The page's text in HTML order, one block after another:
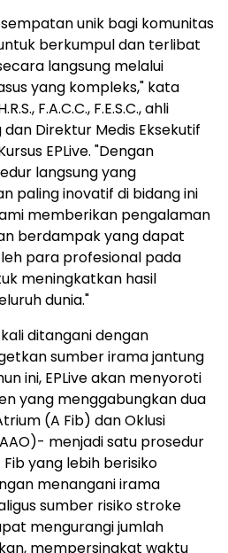
unik bagi komunitas
berkumpul dan terlibat
langsung melalui
yang kompleks," kata
F.A.C.C., F.E.S.C., ahli
Direktur Medis Eksekutif
EPLive. "Dengan
langsung yang
paling inovatif di bidang ini
memberikan pengalaman
berdampak yang dapat
para profesional pada
meningkatkan hasil
dunia."
ditangani dengan
sumber irama jantung
ini, EPLive akan menyoroti
yang menggabungkan dua
(A Fib) dan Oklusi
menjadi satu prosedur
yang lebih berisiko
menangani irama
sumber risiko stroke
mengurangi jumlah
mempersingkat waktu